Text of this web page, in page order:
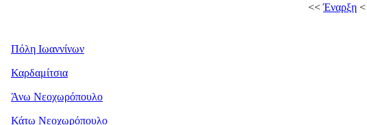
<<Έναρξη <
Πόλη Ιωαννίνων
Καρδαμίτσια
Άνω Νεοχωρόπουλο
Κάτω Νεοχωρόπουλο